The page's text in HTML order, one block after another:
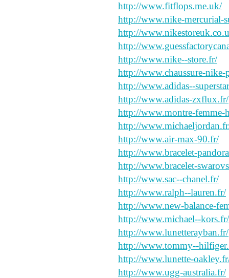
http://www.fitflops.me.uk/
http://www.nike-mercurial-
http://
http://
http://www.nike--store.fr/
http://www.chaussure-nike-
http://www.adidas--
http://www.adidas-zxflux.fr/
http://www.montre-femme-
http://
http://www.air-max-90.fr/
http://www.bracelet-
http://www.bracelet-
http://www.sac--chanel.fr/
http://www.ralph--lauren.fr/
http://www.new-balance-
http://www.michael--kors.fr/
http://www.lunetterayban.fr/
http://www.tommy--
http://www.lunette-
http://www.ugg-australia.fr/